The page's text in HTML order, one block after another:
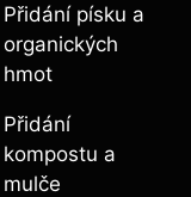
Přidání písku a
organických
hmot
Přidání
kompostu a
mulče